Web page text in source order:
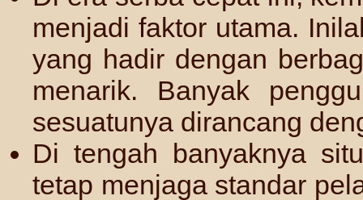
menjadi faktor utama.
yang hadir dengan
menarik. Banyak
sesuatunya dirancang
Di tengah banyaknya
tetap menjaga standar